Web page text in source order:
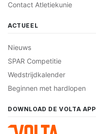
Contact Atletiekunie
ACTUEEL
Nieuws
SPAR Competitie
Wedstrijdkalender
Beginnen met hardlopen
DOWNLOAD DE VOLTA APP